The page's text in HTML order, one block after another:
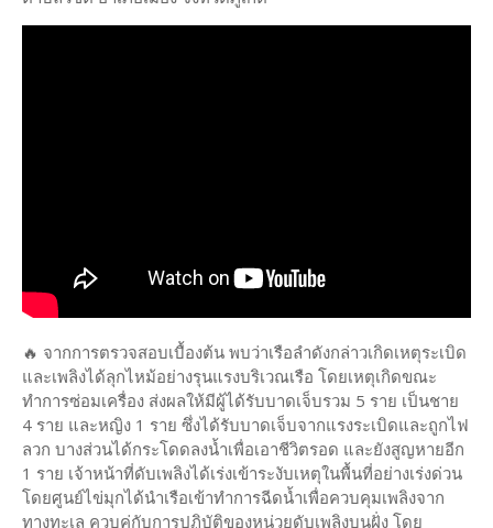
🔥 จากการตรวจสอบเบื้องต้น พบว่าเรือลำดังกล่าวเกิดเหตุระเบิด
และเพลิงได้ลุกไหม้อย่างรุนแรงบริเวณเรือ โดยเหตุเกิดขณะ
ทำการซ่อมเครื่อง ส่งผลให้มีผู้ได้รับบาดเจ็บรวม 5 ราย เป็นชาย
4 ราย และหญิง 1 ราย ซึ่งได้รับบาดเจ็บจากแรงระเบิดและถูกไฟ
ลวก บางส่วนได้กระโดดลงน้ำเพื่อเอาชีวิตรอด และยังสูญหายอีก
1 ราย เจ้าหน้าที่ดับเพลิงได้เร่งเข้าระงับเหตุในพื้นที่อย่างเร่งด่วน
โดยศูนย์ไข่มุกได้นำเรือเข้าทำการฉีดน้ำเพื่อควบคุมเพลิงจาก
ทางทะเล ควบคู่กับการปฏิบัติของหน่วยดับเพลิงบนฝั่ง โดย